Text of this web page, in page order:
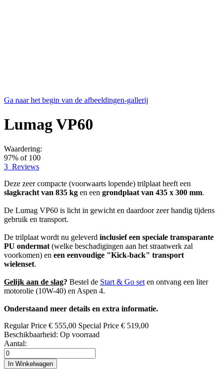
Ga naar het begin van de afbeeldingen-gallerij
Lumag VP60
Waardering:
97% of 100
3 Reviews
Deze zeer compacte (voorwaarts lopende) trilplaat heeft een
slagkracht van 835 kg en een grondplaat van 435 x 300 mm.
De Lumag VP60 is licht in gewicht en daardoor zeer handig tijdens
gebruik en transport.
De trilplaat wordt nu geleverd inclusief een speciale transparante
PU ondermat (welke beschadigingen aan het straatwerk zal
voorkomen) en een eenvoudige "Kick-back" transport
wielenset.
Gelijk aan de slag? Bestel de Start & Go set en ontvang een liter
motorolie (10W-40) en Aspen 4.
Onderstaand meer details en extra informatie.
Regular Price € 555,00 Special Price € 519,00
Beschikbaarheid: Op voorraad
Aantal:
In Winkelwagen